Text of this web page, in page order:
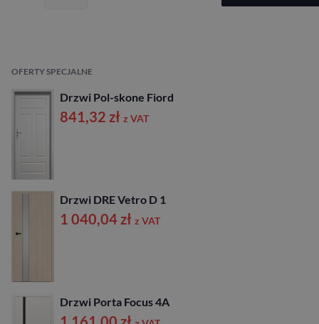
OFERTY SPECJALNE
Drzwi Pol-skone Fiord
841,32 zł z VAT
Drzwi DRE Vetro D 1
1 040,04 zł z VAT
Drzwi Porta Focus 4A